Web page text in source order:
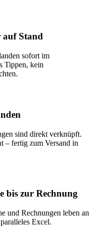
auf Stand
sofort im
Tippen, kein
sind direkt verknüpft.
– fertig zum Versand in
bis zur Rechnung
und Rechnungen leben an
Excel.